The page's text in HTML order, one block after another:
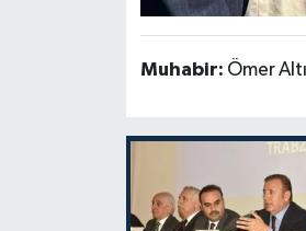
Muhabir: Ömer